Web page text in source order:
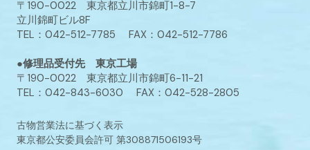
〒190-0022 東京都立川市錦町1-8-7
立川錦町ビル8F
TEL：042-512-7785 FAX：042-512-7786
●修理品受付先 東京工場
〒190-0022 東京都立川市錦町6-11-21
TEL：042-843-6030 FAX：042-528-2805
古物営業法に基づく表示
東京都公安委員会許可 第308871506193号